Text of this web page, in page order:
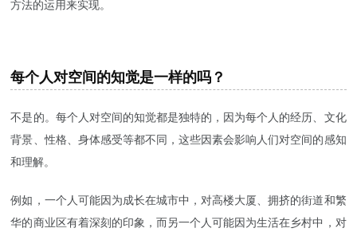
方法的运用来实现。
每个人对空间的知觉是一样的吗？
不是的。每个人对空间的知觉都是独特的，因为每个人的经历、文化
背景、性格、身体感受等都不同，这些因素会影响人们对空间的感知
和理解。
例如，一个人可能因为成长在城市中，对高楼大厦、拥挤的街道和繁
华的商业区有着深刻的印象，而另一个人可能因为生活在乡村中，对